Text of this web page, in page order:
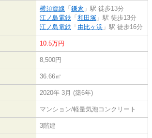
横須賀線 「 鎌倉 」駅 徒歩13分
江ノ島電鉄 「 和田塚 」駅 徒歩13分
江ノ島電鉄 「 由比ヶ浜 」駅 徒歩16分
10.5万円
8,500円
36.66㎡
2020年 3月 (築6年)
マンション/軽量気泡コンクリート
3階建